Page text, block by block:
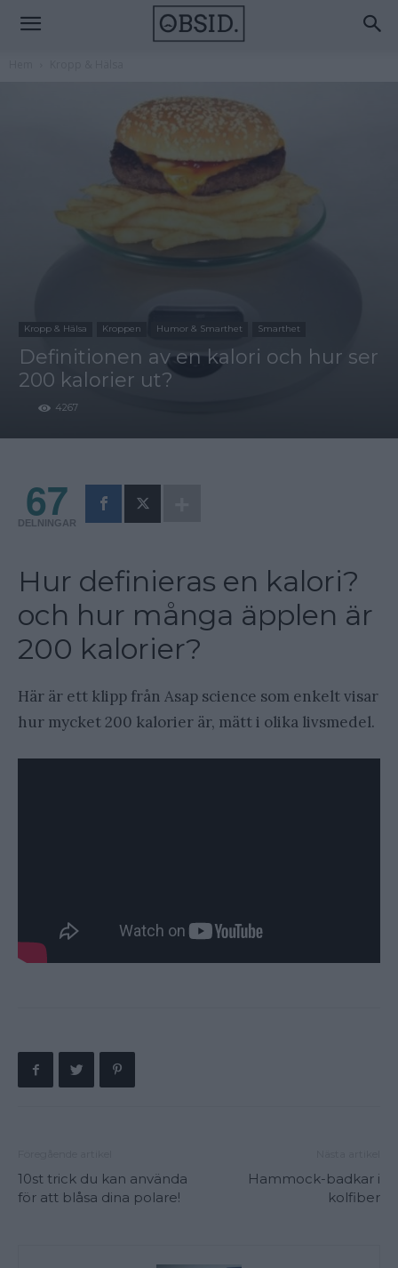
Kropp & Hälsa Kroppen Humor & Smarthet Smarthet
Definitionen av en kalori och hur ser
200 kalorier ut?
4267
67
DELNINGAR
Hur definieras en kalori?
och hur många äpplen är
200 kalorier?
Här är ett klipp från Asap science som enkelt visar
hur mycket 200 kalorier är, mätt i olika livsmedel.
10st trick du kan använda
för att blåsa dina polare!
Hammock-badkar i
kolfiber